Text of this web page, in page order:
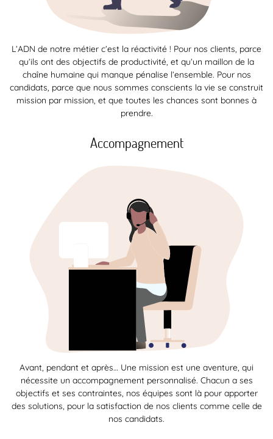
L’ADN de notre métier c’est la réactivité ! Pour nos clients, parce
qu’ils ont des objectifs de productivité, et qu’un maillon de la
chaîne humaine qui manque pénalise l’ensemble. Pour nos
candidats, parce que nous sommes conscients la vie se construit
mission par mission, et que toutes les chances sont bonnes à
prendre.
Accompagnement
Avant, pendant et après… Une mission est une aventure, qui
nécessite un accompagnement personnalisé. Chacun a ses
objectifs et ses contraintes, nos équipes sont là pour apporter
des solutions, pour la satisfaction de nos clients comme celle de
nos candidats.